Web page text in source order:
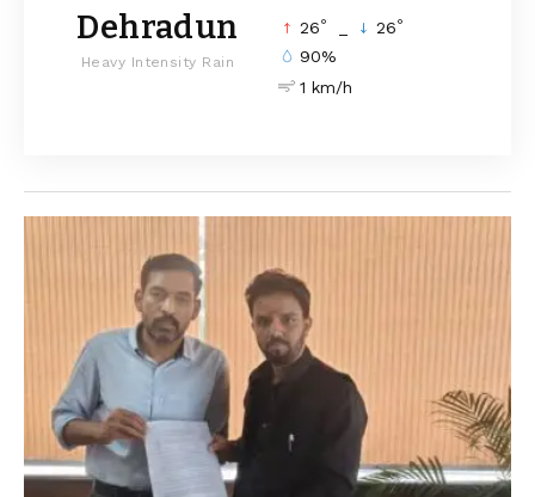
Dehradun
Heavy Intensity Rain
26° 26°
90%
1 km/h